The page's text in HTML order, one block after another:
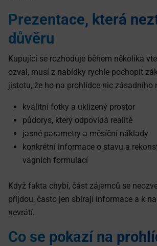
Prezentace, která
důvěru
Kupující se rozhoduje během několika
ozval, musí z nabídky rychle pochopit
jistotu, že ho na prohlídce nic zásadního
kvalitní fotky a uklizený prostor
půdorys, který odpovídá realitě
jasné parametry a měsíční náklady
konkrétní informace o stavu a
vágních formulací
Když fakta chybí, část zájemců se
přijdou, často jen sbírají informace a k
nevrátí.
Co se pokazí na